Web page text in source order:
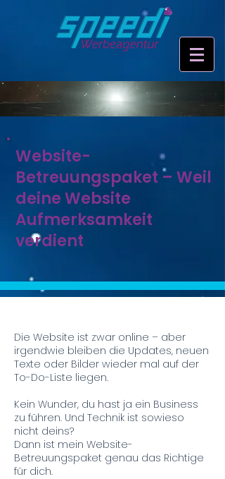
Website-
Betreuungspaket – Weil
deine Website
Aufmerksamkeit
verdient
Die Website ist zwar online – aber
irgendwie bleiben die Updates, neuen
Texte oder Bilder wieder mal auf der
To-Do-Liste liegen.
Kein Wunder, du hast ja ein Business
zu führen. Und Technik ist sowieso
nicht deins?
Dann ist mein Website-
Betreuungspaket genau das Richtige
für dich.